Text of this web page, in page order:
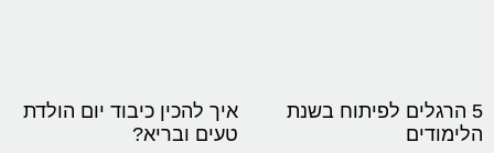
5 הרגלים לפיתוח בשנת
הלימודים
איך להכין כיבוד יום הולדת
טעים ובריא?